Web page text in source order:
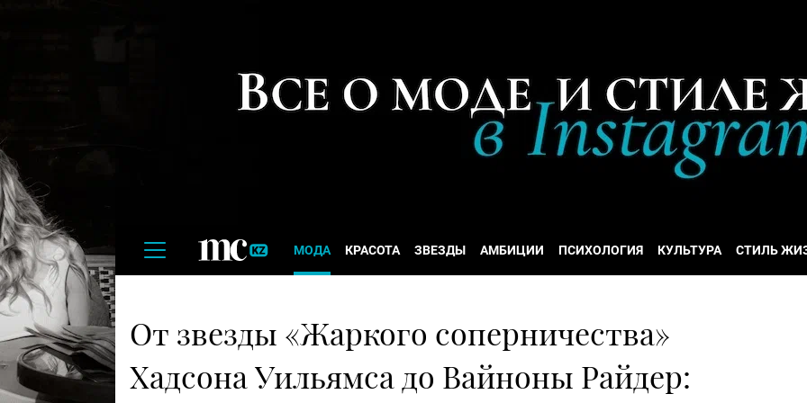
МОДА КРАСОТА ЗВЕЗДЫ АМБИЦИИ ПСИХОЛОГИЯ КУЛЬТУРА СТИЛЬ
От звезды «Жаркого соперничества»
Хадсона Уильямса до Вайноны Райдер: